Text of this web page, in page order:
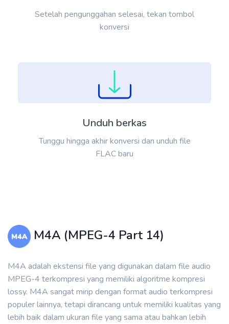
Setelah pengunggahan selesai, tekan tombol
konversi
Unduh berkas
Tunggu hingga akhir konversi dan unduh file
FLAC baru
M4A (MPEG-4 Part 14)
M4A adalah ekstensi file yang digunakan dalam file audio
MPEG-4 terkompresi yang memiliki algoritme kompresi
lossy. M4A sangat mirip dengan format audio terkompresi
populer lainnya, tetapi dirancang untuk memiliki kualitas yang
lebih baik dalam ukuran file yang sama atau bahkan lebih